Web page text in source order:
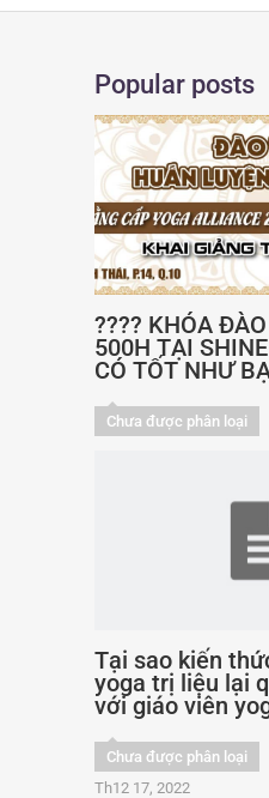
Popular posts
???? KHÓA
500H TẠI
CÓ TỐT NHƯ
Chưa được phân loại
Tại sao kiến
yoga trị liệu lại
với giáo viên
Chưa được phân loại
Th12 17, 2022